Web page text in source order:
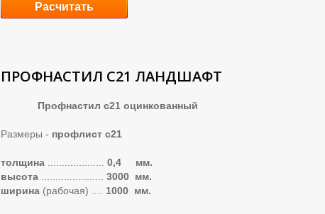
Расчитать
ПРОФНАСТИЛ С21 ЛАНДШАФТ
Профнастил с21 оцинкованный
Размеры - профлист с21
толщина
0,4 мм.
высота
3000 мм.
ширина (рабочая) 1000 мм.